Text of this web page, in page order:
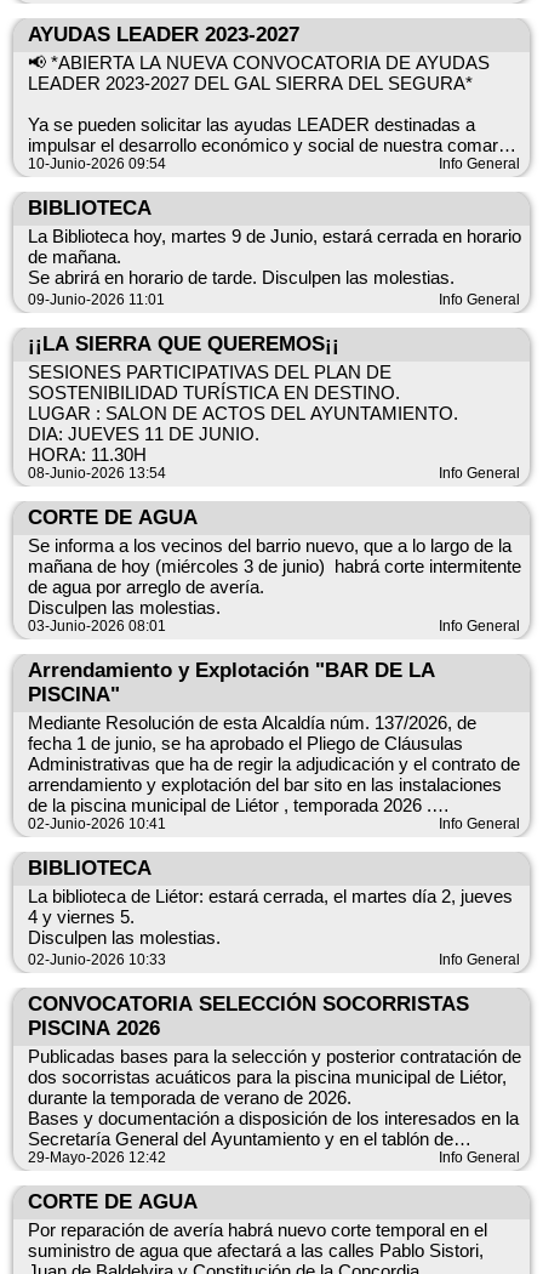
AYUDAS LEADER 2023-2027
📢 *ABIERTA LA NUEVA CONVOCATORIA DE AYUDAS
LEADER 2023-2027 DEL GAL SIERRA DEL SEGURA*
Ya se pueden solicitar las ayudas LEADER destinadas a
impulsar el desarrollo económico y social de nuestra comarca
a través de *4 líneas de apoyo*:
✅ *Empresas:* inversiones para nuevas empresas o mejorar,
ampliar o modernizar negocios existentes.
✅ *Ayuntamientos:* proyectos y actuaciones de interés
público.
✅ *Entidades sociales:* iniciativas promovidas por
asociaciones, ONG y otras entidades sin ánimo de lucro.
📅 *Plazo de solicitud:* 1 mes desde la publicación de la
convocatoria. Hasta el 2-7-2026.
📝 *¿Cómo solicitarla?*
Las solicitudes deben presentarse a través de la sede
electrónica del Grupo de Acción Local Sierra del Segura.
📖*Te ayudamos:* Para que te resulte más sencillo hemos
preparado unas guías de tramitación de ayudas para cada una
de las convocatorias que te guiarán paso a paso y te
explicaran todo lo que debes saber para presentar tu solicitud
de ayuda.
ℹ️ *Toda la información, bases y documentación:*
https://sierradelsegura.com/emprendedores-empresas-
ayuntamientos-y-entidades-sociales-ya-pueden-solicitar-las-
ayudas-leader-del-gal-sierra-del-segura/
📞 *GAL Sierra del Segura: 967 417 011*
📧 info@sierradelsegura.com
10-Junio-2026 09:54 Info General
BIBLIOTECA
La Biblioteca hoy, martes 9 de Junio, estará cerrada en horario
de mañana.
Se abrirá en horario de tarde. Disculpen las molestias.
09-Junio-2026 11:01 Info General
¡¡LA SIERRA QUE QUEREMOS¡¡
SESIONES PARTICIPATIVAS DEL PLAN DE
SOSTENIBILIDAD TURÍSTICA EN DESTINO.
LUGAR : SALON DE ACTOS DEL AYUNTAMIENTO.
DIA: JUEVES 11 DE JUNIO.
HORA: 11.30H
08-Junio-2026 13:54 Info General
CORTE DE AGUA
Se informa a los vecinos del barrio nuevo, que a lo largo de la
mañana de hoy (miércoles 3 de junio) habrá corte intermitente
de agua por arreglo de avería.
Disculpen las molestias.
03-Junio-2026 08:01 Info General
Arrendamiento y Explotación "BAR DE LA
PISCINA"
Mediante Resolución de esta Alcaldía núm. 137/2026, de
fecha 1 de junio, se ha aprobado el Pliego de Cláusulas
Administrativas que ha de regir la adjudicación y el contrato de
arrendamiento y explotación del bar sito en las instalaciones
de la piscina municipal de Liétor , temporada 2026 .
@ayuntamientolietor #piscinamunicipallietor #Liétor
02-Junio-2026 10:41 Info General
BIBLIOTECA
La biblioteca de Liétor: estará cerrada, el martes día 2, jueves
4 y viernes 5.
Disculpen las molestias.
02-Junio-2026 10:33 Info General
CONVOCATORIA SELECCIÓN SOCORRISTAS
PISCINA 2026
Publicadas bases para la selección y posterior contratación de
dos socorristas acuáticos para la piscina municipal de Liétor,
durante la temporada de verano de 2026.
Bases y documentación a disposición de los interesados en la
Secretaría General del Ayuntamiento y en el tablón de
anuncios de la sede electrónica del Ayuntamiento de Liétor.
29-Mayo-2026 12:42 Info General
CORTE DE AGUA
Por reparación de avería habrá nuevo corte temporal en el
suministro de agua que afectará a las calles Pablo Sistori,